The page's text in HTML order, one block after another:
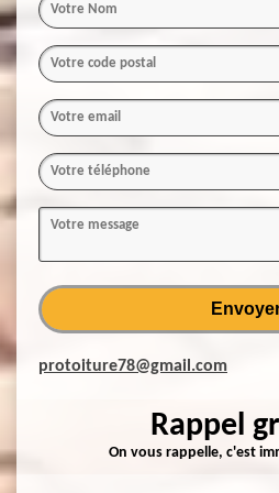
protoiture78@gmail.com
Rappel
On vous rappelle, c'est